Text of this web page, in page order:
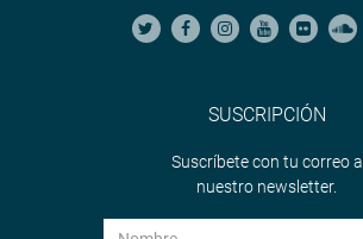
SUSCRIPCIÓN
Suscríbete con tu correo a
nuestro newsletter.